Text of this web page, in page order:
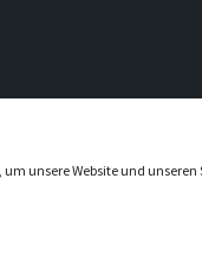
um unsere Website und